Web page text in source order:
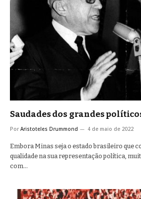
Saudades dos grandes
Por Aristoteles Drummond 4 de maio de 2022
Embora Minas seja o estado brasileiro que
qualidade na sua representação política,
com…